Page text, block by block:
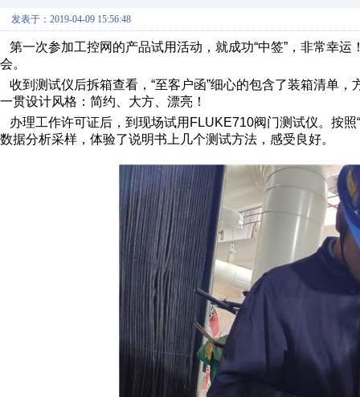
发表于：2019-04-09 15:56:48
第一次参加工控网的产品试用活动，就成功“中签” ，非常幸运
会。
收到测试仪后拆箱查看， “至客户函”细心的包含了装箱清单，
一贯设计风格：简约、大方、漂亮！
办理工作许可证后，到现场试用 FLUKE710阀门测试仪。按照
数据分析采样，体验了说明书上几个测试方法，感受良好。